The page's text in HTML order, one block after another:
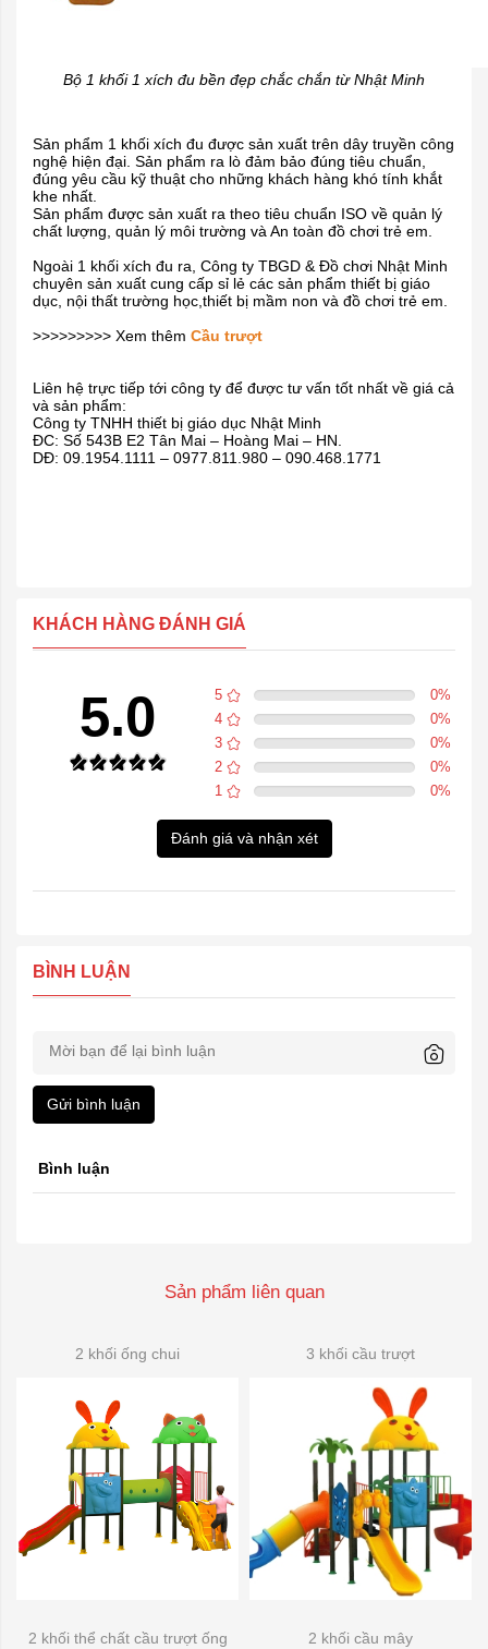
Bộ 1 khối 1 xích đu bền đẹp chắc chắn từ Nhật Minh
Sản phẩm 1 khối xích đu được sản xuất trên dây truyền công
nghệ hiện đại. Sản phẩm ra lò đảm bảo đúng tiêu chuẩn,
đúng yêu cầu kỹ thuật cho những khách hàng khó tính khắt
khe nhất.
Sản phẩm được sản xuất ra theo tiêu chuẩn ISO về quản lý
chất lượng, quản lý môi trường và An toàn đồ chơi trẻ em.
Ngoài 1 khối xích đu ra, Công ty TBGD & Đồ chơi Nhật Minh
chuyên sản xuất cung cấp sỉ lẻ các sản phẩm thiết bị giáo
dục, nội thất trường học,thiết bị mầm non và đồ chơi trẻ em.
>>>>>>>>> Xem thêm Cầu trượt
Liên hệ trực tiếp tới công ty để được tư vấn tốt nhất về giá cả
và sản phẩm:
Công ty TNHH thiết bị giáo dục Nhật Minh
ĐC: Số 543B E2 Tân Mai – Hoàng Mai – HN.
DĐ: 09.1954.1111 – 0977.811.980 – 090.468.1771
KHÁCH HÀNG ĐÁNH GIÁ
5.0 5 0%
4
0%
3
0%
2
0%
1
0%
Đánh giá và nhận xét
BÌNH LUẬN
Gửi bình luận
Bình luận
Sản phẩm liên quan
2 khối ống chui 3 khối cầu trượt
2 khối thể chất cầu trượt ống 2 khối cầu mây